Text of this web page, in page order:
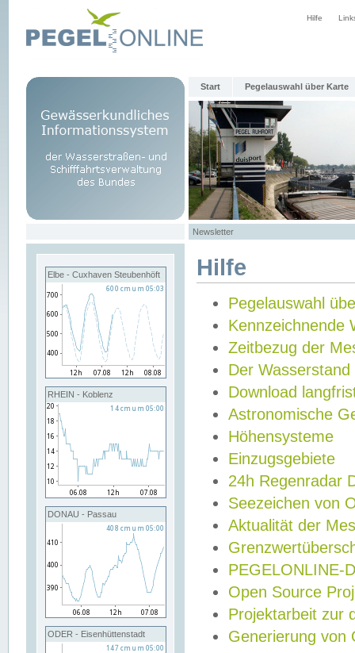
Hilfe
Start Pegelauswahl über Karte
Newsletter
Elbe - Cuxhaven Steubenhöft
RHEIN - Koblenz
DONAU - Passau
ODER - Eisenhüttenstadt
Hilfe
Pegelauswahl
Kennzeichnende
Zeitbezug der
Der Wasserstand
Download
Astronomische
Höhensysteme
Einzugsgebiete
24h Regenradar
Seezeichen von
Aktualität der
PEGELONLINE-
Open Source
Projektarbeit zur
Generierung von